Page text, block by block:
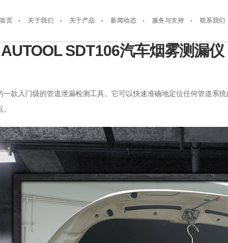
首页 关于我们 关于产品 新闻动态 服务与支持 联系我们
AUTOOL SDT106汽车烟雾测漏仪
款入门级的管道泄漏检测工具。它可以快速准确地定位任何管道系